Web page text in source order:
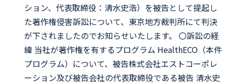
ション、代表取締役：清水史浩）を被告として提起し
た著作権侵害訴訟について、東京地方裁判所にて判決
が下されましたのでお知らせいたします。 〇訴訟の経
緯 当社が著作権を有するプログラム HealthECO（本件
プログラム）について、被告株式会社エストコーポレ
ーション及び被告会社の代表取締役である被告 清水史